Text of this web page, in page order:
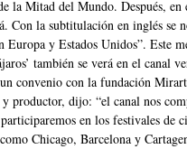
la Mitad del Mundo. Después, en
Con la subtitulación en inglés se
Europa y Estados Unidos”. Este
también se verá en el canal
convenio con la fundación
productor, dijo: “el canal nos
en los festivales de
Chicago, Barcelona y